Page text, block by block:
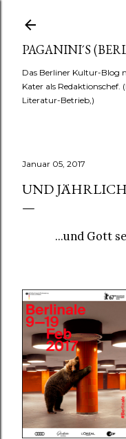
PAGANINI´S
Das Berliner Kultur-Blog
Kater als Redaktionschef.
Literatur-Betrieb,)
Januar 05, 2017
UND JÄHRLICH
...und Gott